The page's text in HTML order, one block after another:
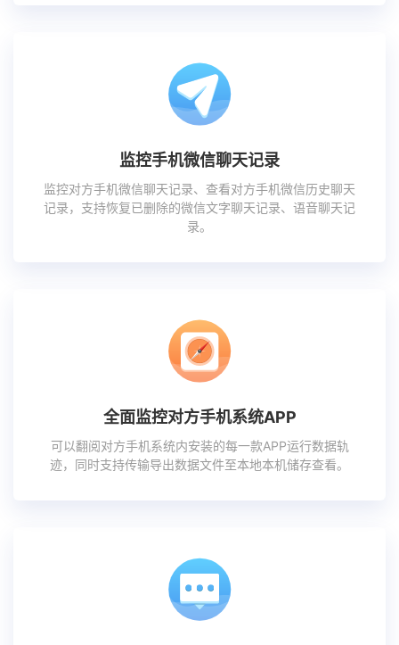
监控手机微信聊天记录
监控对方手机微信聊天记录、查看对方手机微信历史聊天
记录，支持恢复已删除的微信文字聊天记录、语音聊天记
录。
全面监控对方手机系统APP
可以翻阅对方手机系统内安装的每一款APP运行数据轨
迹，同时支持传输导出数据文件至本地本机储存查看。